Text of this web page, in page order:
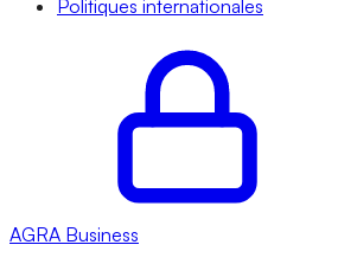
Politiques internationales
AGRA Business